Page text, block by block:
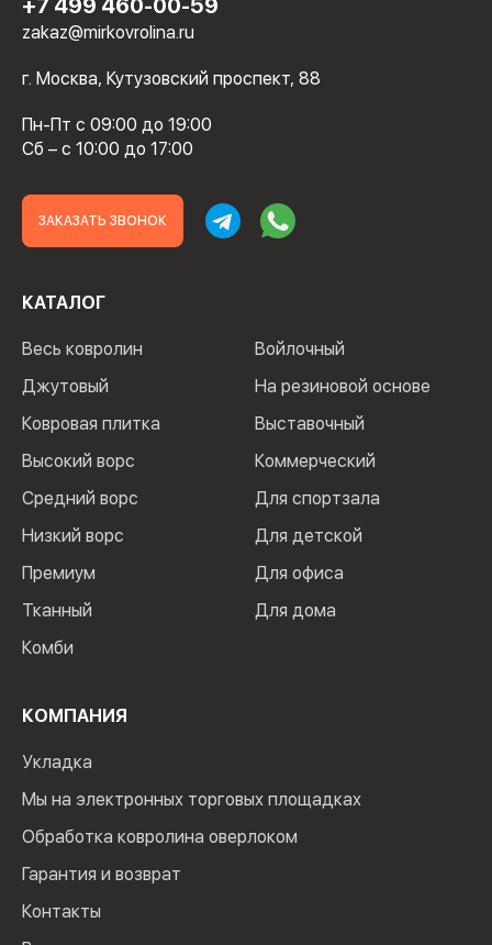
+7 499 460-00-59
zakaz@mirkovrolina.ru
г. Москва, Кутузовский проспект, 88
Пн-Пт с 09:00 до 19:00
Сб – с 10:00 до 17:00
ЗАКАЗАТЬ ЗВОНОК
КАТАЛОГ
Весь ковролин
Джутовый
Ковровая плитка
Высокий ворс
Средний ворс
Низкий ворс
Премиум
Тканный
Комби
Войлочный
На резиновой основе
Выставочный
Коммерческий
Для спортзала
Для детской
Для офиса
Для дома
КОМПАНИЯ
Укладка
Мы на электронных торговых площадках
Обработка ковролина оверлоком
Гарантия и возврат
Контакты